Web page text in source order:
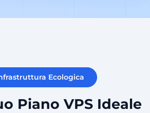
Ecologica
Piano VPS Ideale